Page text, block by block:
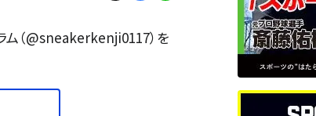
ム（@sneakerkenji0117）を